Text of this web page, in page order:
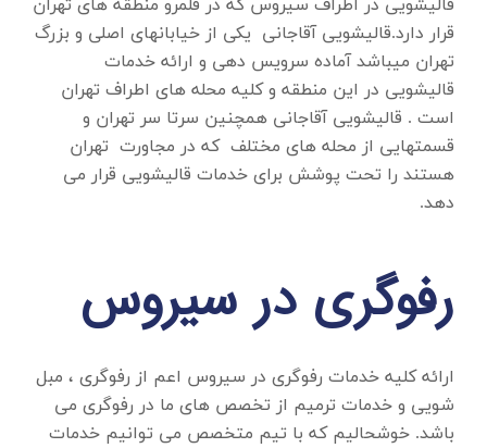
قالیشویی در اطراف سیروس که در قلمرو منطقه های تهران
قرار دارد.قالیشویی آقاجانی یکی از خیابانهای اصلی و بزرگ
تهران میباشد آماده سرویس دهی و ارائه خدمات
قالیشویی در این منطقه و کلیه محله های اطراف تهران
است . قالیشویی آقاجانی همچنین سرتا سر تهران و
قسمتهایی از محله های مختلف که در مجاورت تهران
هستند را تحت پوشش برای خدمات قالیشویی قرار می
دهد.
رفوگری در سیروس
ارائه کلیه خدمات رفوگری در سیروس اعم از رفوگری ، مبل
شویی و خدمات ترمیم از تخصص های ما در رفوگری می
باشد. خوشحالیم که با تیم متخصص می توانیم خدمات